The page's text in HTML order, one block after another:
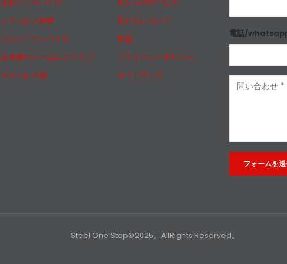
ステンレス鋼管
アルミニウムコイル
炭素鋼のシームレスパイプ
ステンレス鋼
私たちについて
製品
プライバシーポリシー
サイトマップ
電話/
Steel One Stop©2025。AllRights Reserved。